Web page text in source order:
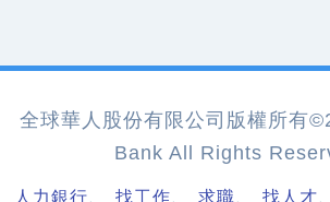
全球華人股份有限公司版權所有
Bank All Rights
人力銀行、 找工作、 求職、 找人才